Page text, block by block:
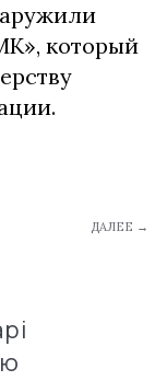
который
ДАЛЕЕ →